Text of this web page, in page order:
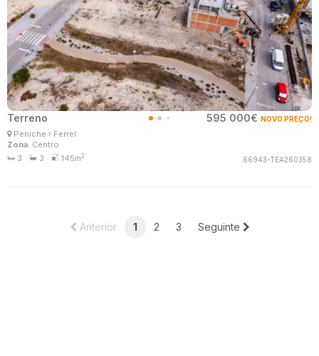
Terreno 595 000€ NOVO PREÇO!
Peniche
Ferrel
Zona: Centro
3
3 145m2 66943-TEA260358
MaisConsultores #Master
Anterior 1(current)
2 3 Seguinte